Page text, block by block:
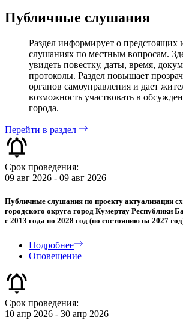
Публичные слушания
Раздел информирует о
слушаниях по местным вопросам.
увидеть повестку, даты, время,
протоколы. Раздел повышает
органов самоуправления и дает
возможность участвовать в
города.
Перейти в раздел
Срок проведения:
09 авг 2026 - 09 авг 2026
Публичные слушания по проекту актуализации
городского округа город Кумертау Республики
с 2013 года по 2028 год (по состоянию на 2027
Подробнее
Оповещение
Срок проведения:
10 апр 2026 - 30 апр 2026